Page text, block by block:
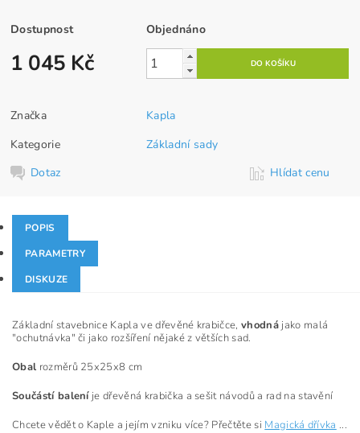
Dostupnost Objednáno
1 045 Kč
Značka
Kapla
Kategorie
Základní sady
Dotaz
Hlídat cenu
POPIS
PARAMETRY
DISKUZE
Základní stavebnice Kapla ve dřevěné krabičce,vhodnájako malá
"ochutnávka" či jako rozšíření nějaké z větších sad.
Obal rozměrů 25x25x8 cm
Součástí baleníje dřevěná krabička a sešit návodů a rad na stavění
Chcete vědět o Kaple a jejím vzniku více? Přečtěte si Magická dřívka ...